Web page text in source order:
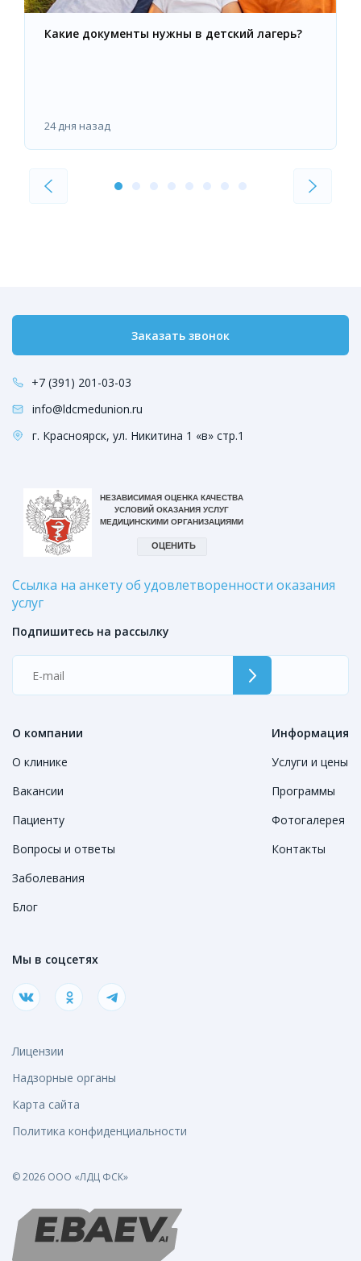
Какие документы нужны в детский лагерь?
24 дня назад
Заказать звонок
+7 (391) 201-03-03
info@ldcmedunion.ru
г. Красноярск, ул. Никитина 1 «в» стр.1
Ссылка на анкету об удовлетворенности оказания
услуг
О компании
О клинике
Вакансии
Пациенту
Вопросы и ответы
Заболевания
Блог
Информация
Услуги и цены
Программы
Фотогалерея
Контакты
Подпишитесь на рассылку
Мы в соцсетях
Лицензии
Надзорные органы
Карта сайта
Политика конфиденциальности
© 2026 ООО «ЛДЦ ФСК»